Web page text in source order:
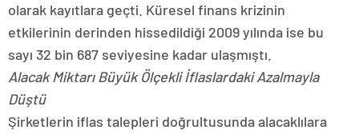
olarak kayıtlara geçti. Küresel finans krizinin
etkilerinin derinden hissedildiği 2009 yılında ise bu
sayı 32 bin 687 seviyesine kadar ulaşmıştı.
Alacak Miktarı Büyük Ölçekli İflaslardaki Azalmayla
Düştü
Şirketlerin iflas talepleri doğrultusunda alacaklılara